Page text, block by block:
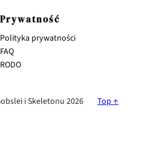
Prywatność
Polityka prywatności
FAQ
RODO
i Skeletonu 2026 Top ↑